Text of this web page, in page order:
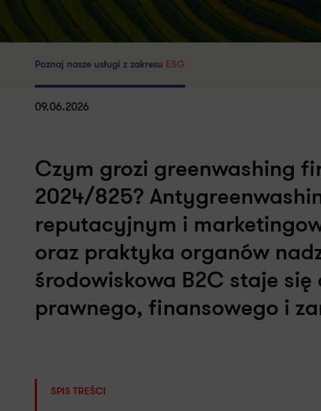
Poznaj nasze usługi z zakresu ESG
09.06.2026
Czym grozi greenwashing
2024/825?
reputacyjnym i
oraz praktyka organów
środowiskowa B2C staje
prawnego, finansowego i
SPIS TREŚCI